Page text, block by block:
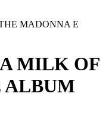
MADONNA E
MILK OF
ALBUM